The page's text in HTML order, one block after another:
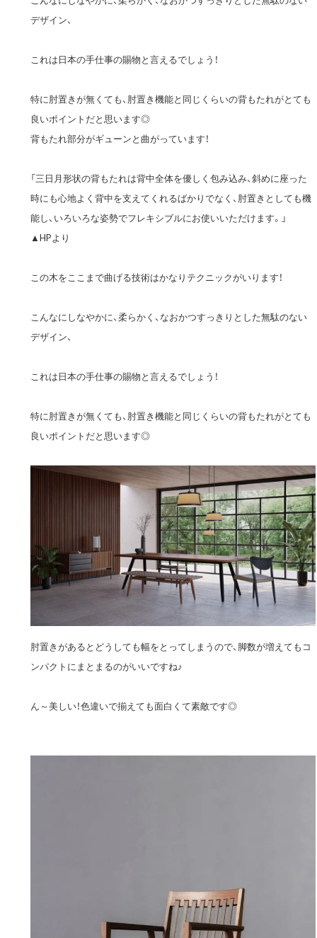
デザイン、
これは日本の手仕事の賜物と言えるでしょう！
特に肘置きが無くても、肘置き機能と同じくらいの背もたれがとても
良いポイントだと思います◎
背もたれ部分がギューンと曲がっています！
「三日月形状の背もたれは背中全体を優しく包み込み、斜めに座った
時にも心地よく背中を支えてくれるばかりでなく、肘置きとしても機
能し、いろいろな姿勢でフレキシブルにお使いいただけます。」
▲HPより
この木をここまで曲げる技術はかなりテクニックがいります！
こんなにしなやかに、柔らかく、なおかつすっきりとした無駄のない
デザイン、
これは日本の手仕事の賜物と言えるでしょう！
特に肘置きが無くても、肘置き機能と同じくらいの背もたれがとても
良いポイントだと思います◎
肘置きがあるとどうしても幅をとってしまうので、脚数が増えてもコ
ンパクトにまとまるのがいいですね♪
ん～美しい！色違いで揃えても面白くて素敵です◎